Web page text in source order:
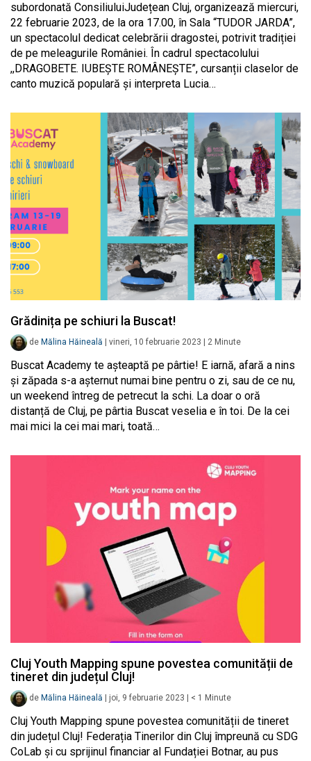
subordonată ConsiliuluiJudețean Cluj, organizează miercuri,
22 februarie 2023, de la ora 17.00, în Sala “TUDOR JARDA”,
un spectacolul dedicat celebrării dragostei, potrivit tradiției
de pe meleagurile României. În cadrul spectacolului
,,DRAGOBETE. IUBEȘTE ROMÂNEȘTE”, cursanții claselor de
canto muzică populară și interpreta Lucia…
Grădinița pe schiuri la Buscat!
de Mălina Hăineală vineri, 10 februarie 2023 2 Minute
Buscat Academy te așteaptă pe pârtie! E iarnă, afară a nins
și zăpada s-a așternut numai bine pentru o zi, sau de ce nu,
un weekend întreg de petrecut la schi. La doar o oră
distanță de Cluj, pe pârtia Buscat veselia e în toi. De la cei
mai mici la cei mai mari, toată…
Cluj Youth Mapping spune povestea comunității de
tineret din județul Cluj!
de Mălina Hăineală joi, 9 februarie 2023 < 1 Minute
Cluj Youth Mapping spune povestea comunității de tineret
din județul Cluj! Federația Tinerilor din Cluj împreună cu SDG
CoLab și cu sprijinul financiar al Fundației Botnar, au pus